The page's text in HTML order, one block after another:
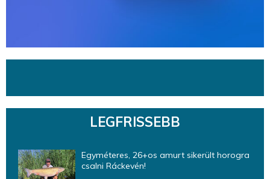
LEGFRISSEBB
Egyméteres, 26+os amurt sikerült horogra
csalni Ráckevén!